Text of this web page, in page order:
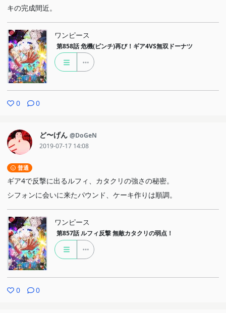
キの完成間近。
ワンピース
第858話 危機(ピンチ)再び！ギア4VS無双ドーナツ
0 0
ど〜げん @DoGeN
2019-07-17 14:08
普通
ギア4で反撃に出るルフィ、カタクリの強さの秘密。
シフォンに会いに来たパウンド、ケーキ作りは順調。
ワンピース
第857話 ルフィ反撃 無敵カタクリの弱点！
0 0